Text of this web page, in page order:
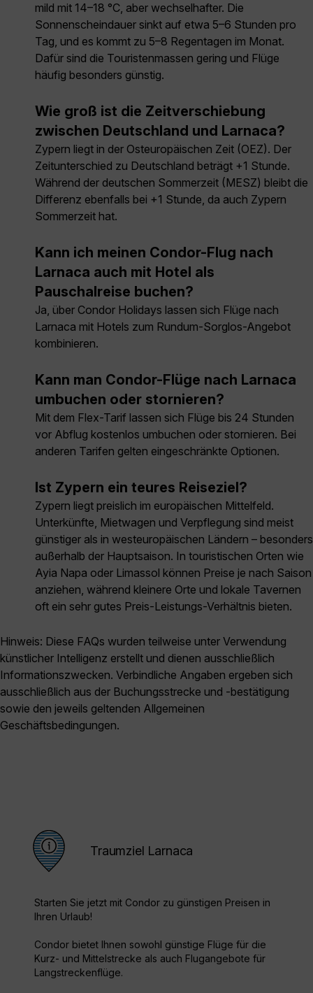
mild mit 14–18 °C, aber wechselhafter. Die
Sonnenscheindauer sinkt auf etwa 5–6 Stunden pro
Tag, und es kommt zu 5–8 Regentagen im Monat.
Dafür sind die Touristenmassen gering und Flüge
häufig besonders günstig.
Wie groß ist die Zeitverschiebung
zwischen Deutschland und Larnaca?
Zypern liegt in der Osteuropäischen Zeit (OEZ). Der
Zeitunterschied zu Deutschland beträgt +1 Stunde.
Während der deutschen Sommerzeit (MESZ) bleibt die
Differenz ebenfalls bei +1 Stunde, da auch Zypern
Sommerzeit hat.
Kann ich meinen Condor-Flug nach
Larnaca auch mit Hotel als
Pauschalreise buchen?
Ja, über Condor Holidays lassen sich Flüge nach
Larnaca mit Hotels zum Rundum-Sorglos-Angebot
kombinieren.
Kann man Condor-Flüge nach Larnaca
umbuchen oder stornieren?
Mit dem Flex-Tarif lassen sich Flüge bis 24 Stunden
vor Abflug kostenlos umbuchen oder stornieren. Bei
anderen Tarifen gelten eingeschränkte Optionen.
Ist Zypern ein teures Reiseziel?
Zypern liegt preislich im europäischen Mittelfeld.
Unterkünfte, Mietwagen und Verpflegung sind meist
günstiger als in westeuropäischen Ländern – besonders
außerhalb der Hauptsaison. In touristischen Orten wie
Ayia Napa oder Limassol können Preise je nach Saison
anziehen, während kleinere Orte und lokale Tavernen
oft ein sehr gutes Preis-Leistungs-Verhältnis bieten.
Hinweis: Diese FAQs wurden teilweise unter Verwendung
künstlicher Intelligenz erstellt und dienen ausschließlich
Informationszwecken. Verbindliche Angaben ergeben sich
ausschließlich aus der Buchungsstrecke und -bestätigung
sowie den jeweils geltenden Allgemeinen
Geschäftsbedingungen.
Traumziel Larnaca
Starten Sie jetzt mit Condor zu günstigen Preisen in
Ihren Urlaub!
Condor bietet Ihnen sowohl günstige Flüge für die
Kurz- und Mittelstrecke als auch Flugangebote für
Langstreckenflüge.